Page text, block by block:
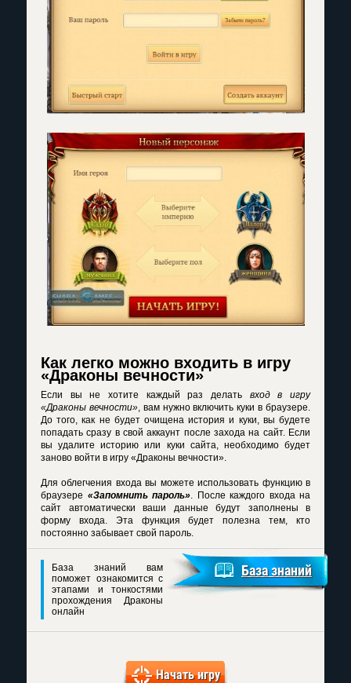
Как легко можно входить в игру
«Драконы вечности»
Если вы не хотите каждый раз делать вход в игру
«Драконы вечности», вам нужно включить куки в браузере.
До того, как не будет очищена история и куки, вы будете
попадать сразу в свой аккаунт после захода на сайт. Если
вы удалите историю или куки сайта, необходимо будет
заново войти в игру «Драконы вечности».
Для облегчения входа вы можете использовать функцию в
браузере «Запомнить пароль» . После каждого входа на
сайт автоматически ваши данные будут заполнены в
форму входа. Эта функция будет полезна тем, кто
постоянно забывает свой пароль.
База знаний вам
поможет ознакомится с
этапами и тонкостями
прохождения Драконы
онлайн
База знаний
Начать игру